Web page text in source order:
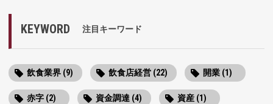
KEYWORD 注目キーワード
飲食業界 (9) 飲食店経営 (22) 開業 (1)
赤字 (2) 資金調達 (4) 資産 (1)